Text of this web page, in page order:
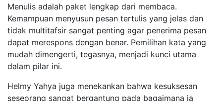
Menulis adalah paket lengkap dari membaca.
Kemampuan menyusun pesan tertulis yang jelas dan
tidak multitafsir sangat penting agar penerima pesan
dapat merespons dengan benar. Pemilihan kata yang
mudah dimengerti, tegasnya, menjadi kunci utama
dalam pilar ini.
Helmy Yahya juga menekankan bahwa kesuksesan
seseorang sangat bergantung pada bagaimana ia